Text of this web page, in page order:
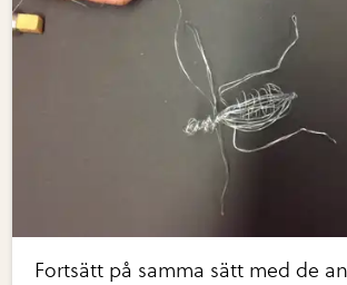
Fortsätt på samma sätt med de